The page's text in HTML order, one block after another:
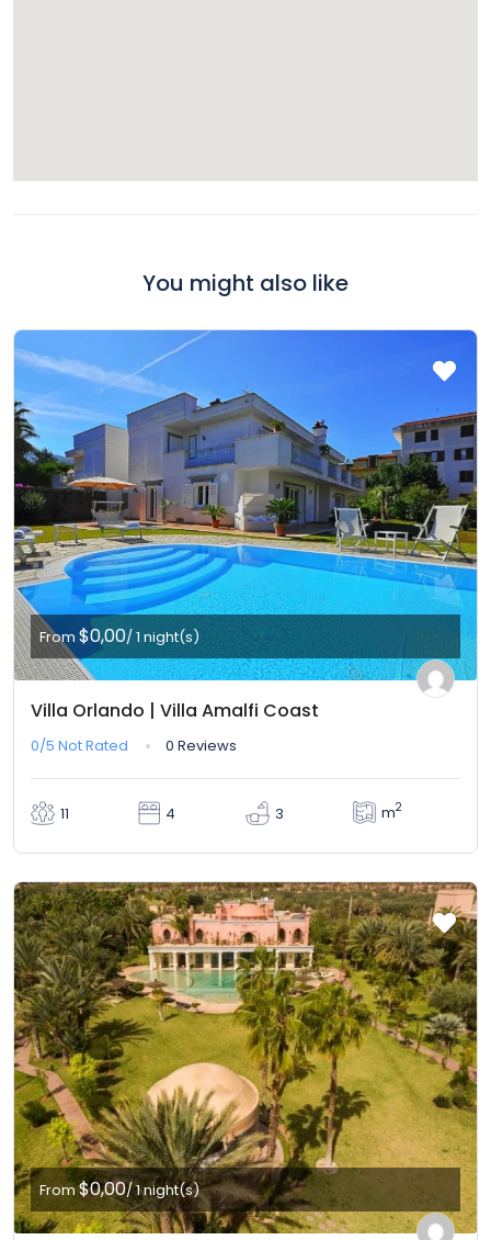
You might also like
From $0,00/ 1 night(s)
Villa Orlando | Villa Amalfi Coast
0/5 Not Rated 0 Reviews
11 4 3 m2
From$0,00/ 1 night(s)